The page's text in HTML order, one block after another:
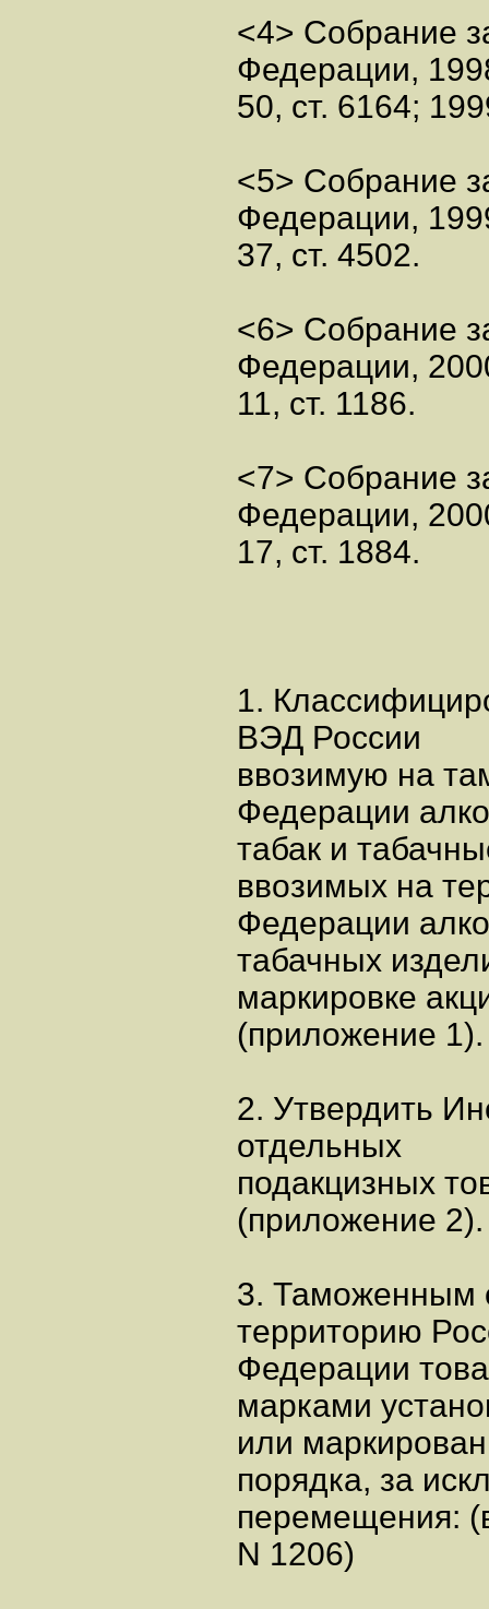
<4> Собрание
Федерации,
50, ст. 6164;
<5> Собрание
Федерации,
37, ст. 4502.
<6> Собрание
Федерации,
11, ст. 1186.
<7> Собрание
Федерации,
17, ст. 1884.
1.
ВЭД России
ввозимую на
Федерации
табак и
ввозимых на
Федерации
табачных
маркировке
(приложение 1).
2. Утвердить
отдельных
подакцизных
(приложение 2).
3. Таможенным
территорию
Федерации
марками
или
порядка, за
перемещения:
N 1206)